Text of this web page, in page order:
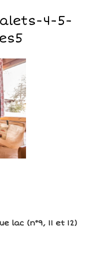
4-5-
lac (n°9, 11 et 12)